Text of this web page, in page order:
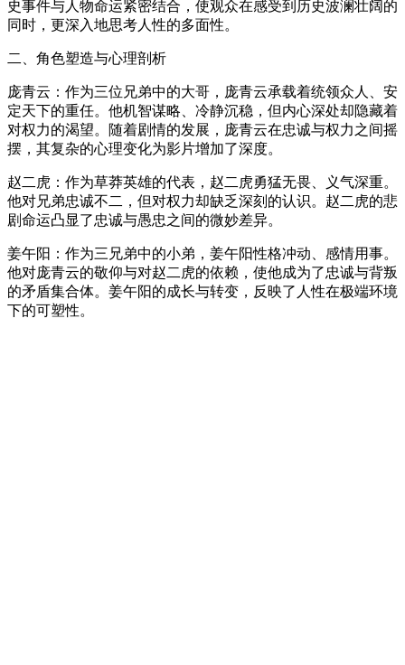
史事件与人物命运紧密结合，使观众在感受到历史波澜壮阔的
同时，更深入地思考人性的多面性。
二、角色塑造与心理剖析
庞青云：作为三位兄弟中的大哥，庞青云承载着统领众人、安
定天下的重任。他机智谋略、冷静沉稳，但内心深处却隐藏着
对权力的渴望。随着剧情的发展，庞青云在忠诚与权力之间摇
摆，其复杂的心理变化为影片增加了深度。
赵二虎：作为草莽英雄的代表，赵二虎勇猛无畏、义气深重。
他对兄弟忠诚不二，但对权力却缺乏深刻的认识。赵二虎的悲
剧命运凸显了忠诚与愚忠之间的微妙差异。
姜午阳：作为三兄弟中的小弟，姜午阳性格冲动、感情用事。
他对庞青云的敬仰与对赵二虎的依赖，使他成为了忠诚与背叛
的矛盾集合体。姜午阳的成长与转变，反映了人性在极端环境
下的可塑性。